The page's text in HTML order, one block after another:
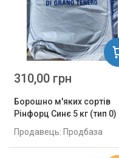
Борошно м'яких сортів
Рінфорц Синє 5 кг (тип 0)
Продавець: Продбаза
310,00 грн